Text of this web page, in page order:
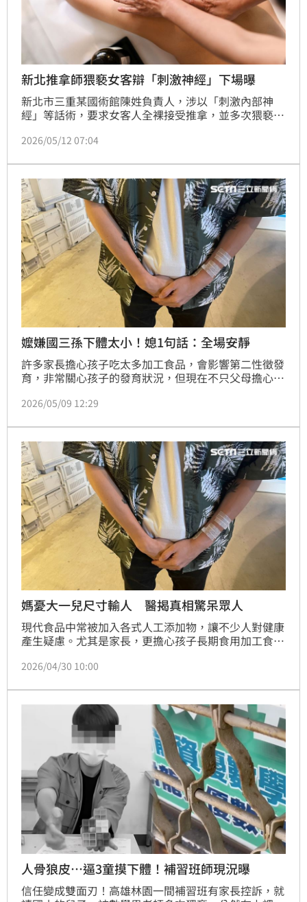
新北推拿師猥褻女客辯「刺激神經」下場曝
新北市三重某國術館陳姓負責人，涉以「刺激內部神
經」等話術，要求女客人全裸接受推拿，並多次猥褻得
判處有期徒刑4年6月。
2026/05/12 07:04
嬤嫌國三孫下體太小！媳1句話：全場安靜
許多家長擔心孩子吃太多加工食品，會影響第二性徵發
育，非常關心孩子的發育狀況，但現在不只父母擔心，
子去看醫生，慘遭媳婦反擊「丈夫不到5公分」也能
2026/05/09 12:29
媽憂大一兒尺寸輸人 醫揭真相驚呆眾人
現代食品中常被加入各式人工添加物，讓不少人對健康
產生疑慮。尤其是家長，更擔心孩子長期食用加工食
分享一則門診案例，一名母親因憂心就讀大學的兒子下
到實際檢查後卻發現完全正常，甚至發育良好，與她的
擔憂形成強烈反差。
2026/04/30 10:00
人骨狼皮…逼3童摸下體！補習班師現況曝
信任變成雙面刃！高雄林園一間補習班有家長控訴，就